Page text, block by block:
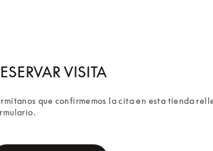
VISITA
que confirmemos la cita en esta tienda